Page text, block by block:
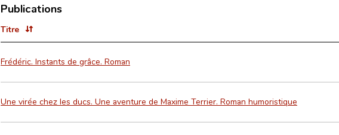
Publications
Titre
Frédéric. Instants de grâce. Roman
Une virée chez les ducs. Une aventure de Maxime Terrier. Roman humoristique